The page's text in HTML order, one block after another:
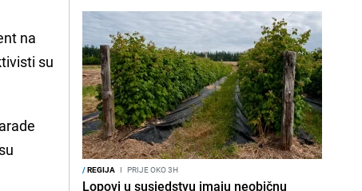
na
su
/REGIJA I PRIJE OKO 3H
Lopovi u susjedstvu imaju neobičnu